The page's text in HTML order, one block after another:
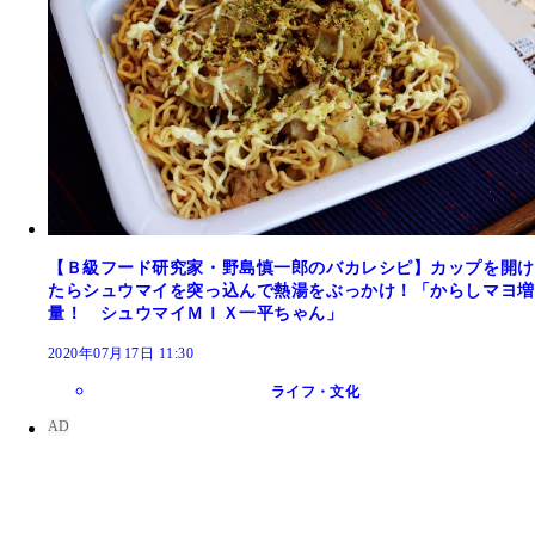
【Ｂ級フード研究家・野島慎一郎のバカレシピ】カップを開け
たらシュウマイを突っ込んで熱湯をぶっかけ！「からしマヨ増
量！ シュウマイＭＩＸ一平ちゃん」
2020年07月17日 11:30
ライフ・文化